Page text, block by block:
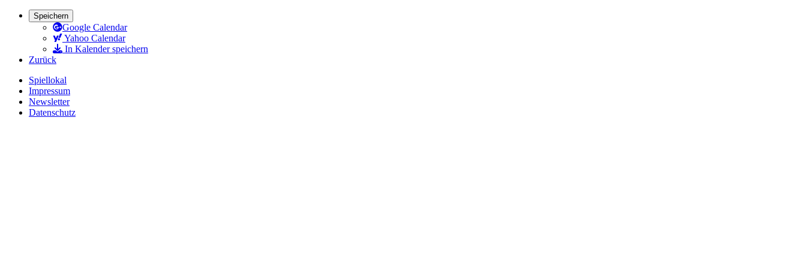
Speichern
Google Calendar
Yahoo Calendar
In Kalender speichern
Zurück
Spiellokal
Impressum
Newsletter
Datenschutz